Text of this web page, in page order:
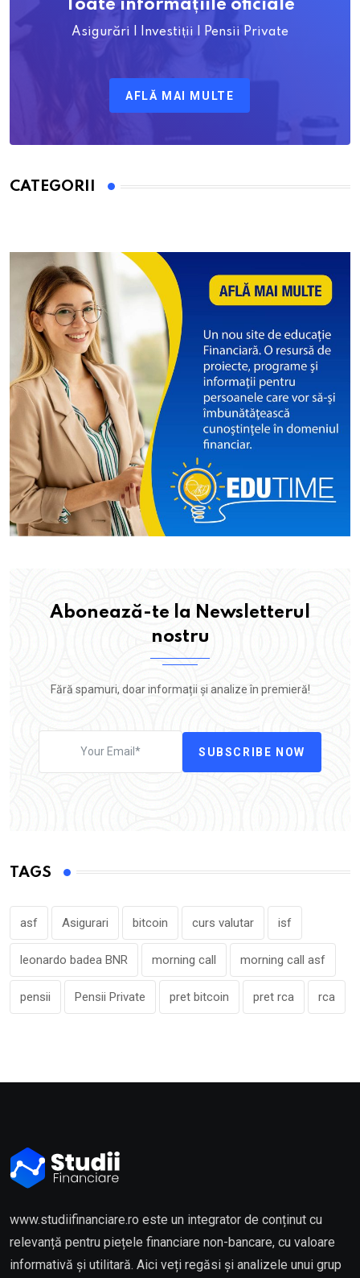
Toate informațiile oficiale
Asigurări | Investiții | Pensii Private
AFLĂ MAI MULTE
CATEGORII
Abonează-te la Newsletterul
nostru
Fără spamuri, doar informații și analize în premieră!
SUBSCRIBE NOW
TAGS
asf Asigurari bitcoin curs valutar isf
leonardo badea BNR morning call morning call asf
pensii Pensii Private pret bitcoin pret rca rca
www.studiifinanciare.ro este un integrator de conținut cu
relevanță pentru piețele financiare non-bancare, cu valoare
informativă și utilitară. Aici veți regăsi și analizele unui grup